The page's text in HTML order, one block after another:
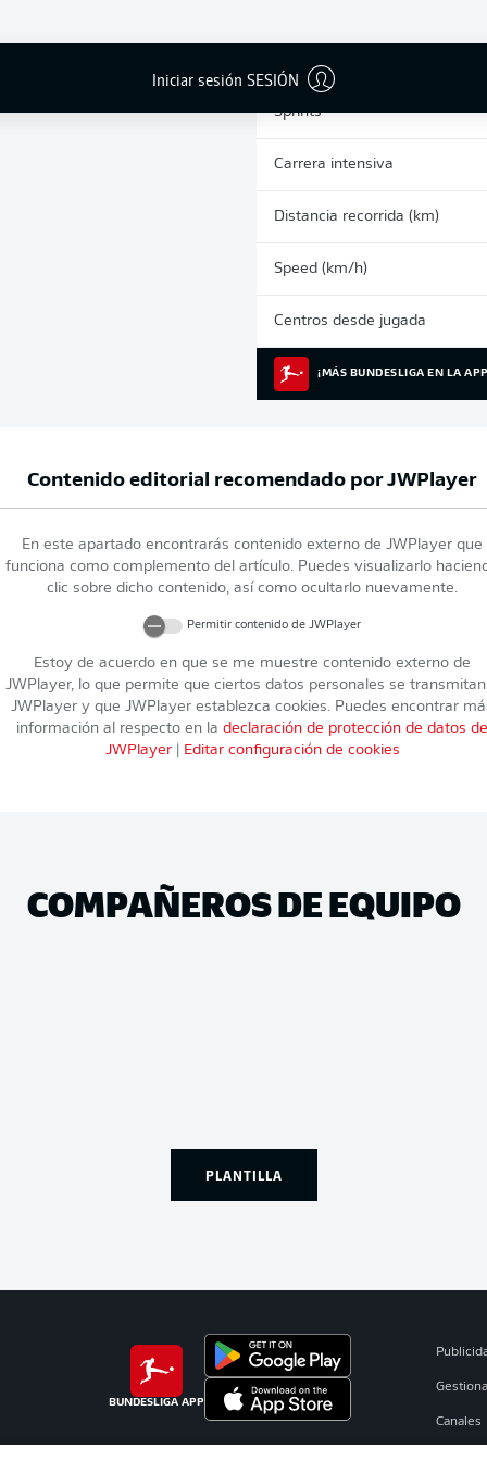
Iniciar sesión SESIÓN
Sprints
Carrera intensiva
Distancia recorrida (km)
Speed (km/h)
Centros desde jugada
¡MÁS BUNDESLIGA EN LA
Contenido editorial recomendado porJWPlayer
En este apartado encontrarás contenido externo de JWPlayer que
funciona como complemento del artículo. Puedes visualizarlo
clic sobre dicho contenido, así como ocultarlo nuevamente.
Permitir contenido de JWPlayer
Estoy de acuerdo en que se me muestre contenido externo de
JWPlayer, lo que permite que ciertos datos personales se
JWPlayer y que JWPlayer establezca cookies. Puedes encontrar
información al respecto en la declaración de protección de datos de
JWPlayer| Editar configuración de cookies
COMPAÑEROS DE EQUIPO
PLANTILLA
BUNDESLIGA APP
Canales